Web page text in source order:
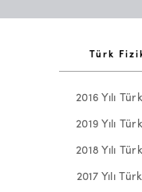
Türk
2016 Yılı
2019 Yılı
2018 Yılı
2017 Yılı